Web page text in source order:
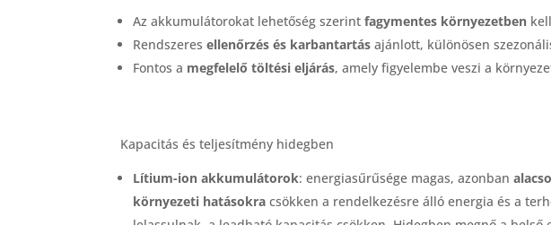
Az akkumulátorokat lehetőség szerintfagymentes környezetben
Rendszeresellenőrzés és karbantartás ajánlott, különösen
Fontos a megfelelő töltési eljárás, amely figyelembe veszi a
Kapacitás és teljesítmény hidegben
Lítium-ion akkumulátorok: energiasűrűsége magas, azonban
környezeti hatásokracsökken a rendelkezésre álló energia és a